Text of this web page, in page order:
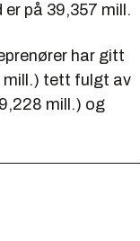
er på 39,357 mill.
har gitt
mill.) tett fulgt av
mill.) og